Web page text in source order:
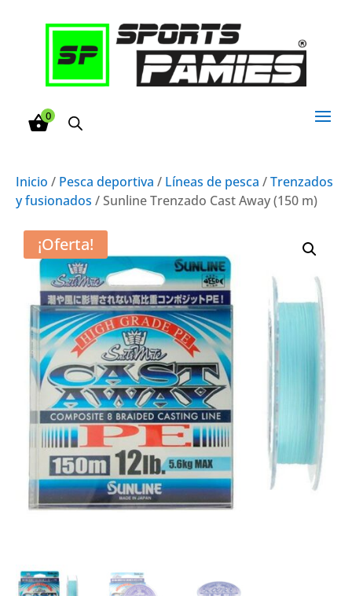
0
Inicio / Pesca deportiva / Líneas de pesca /Trenzados
y fusionados / Sunline Trenzado Cast Away (150 m)
¡Oferta!